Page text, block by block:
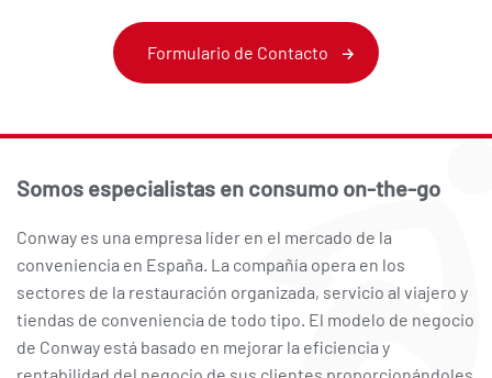
Formulario de Contacto
Somos especialistas en consumo on-the-go
Conway es una empresa líder en el mercado de la
conveniencia en España. La compañía opera en los
sectores de la restauración organizada, servicio al viajero y
tiendas de conveniencia de todo tipo. El modelo de negocio
de Conway está basado en mejorar la eficiencia y
rentabilidad del negocio de sus clientes proporcionándoles